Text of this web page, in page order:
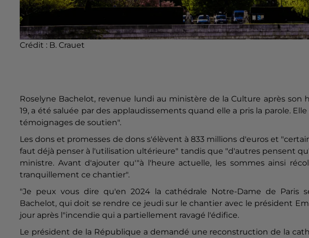
Crédit : B. Crauet
Roselyne Bachelot, revenue lundi au ministère de la Culture après son
19, a été saluée par des applaudissements quand elle a pris la parole.
témoignages de soutien".
Les dons et promesses de dons s'élèvent à 833 millions d'euros et
faut déjà penser à l'utilisation ultérieure" tandis que "d'autres pensent
ministre. Avant d'ajouter qu'"à l'heure actuelle, les sommes ainsi
tranquillement ce chantier".
"Je peux vous dire qu'en 2024 la cathédrale Notre-Dame de Paris
Bachelot, qui doit se rendre ce jeudi sur le chantier avec le président
jour après l"incendie qui a partiellement ravagé l'édifice.
Le président de la République a demandé une reconstruction de la